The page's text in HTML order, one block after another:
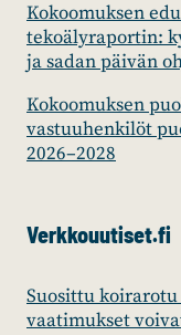
Kokoomuksen
tekoälyraportin:
ja sadan päivän
Kokoomuksen
vastuuhenkilöt
2026–2028
Verkkouutiset.fi
Suosittu
vaatimukset